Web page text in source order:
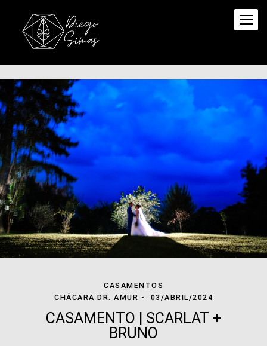
CASAMENTOS
CHÁCARA DR. AMUR
03/ABRIL/2024
CASAMENTO | SCARLAT +
BRUNO